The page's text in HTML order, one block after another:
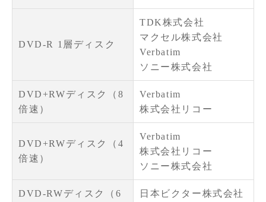
DVD-R 1層ディスク
TDK株式会社
マクセル株式会社
Verbatim
ソニー株式会社
DVD+RWディスク（8
倍速）
Verbatim
株式会社リコー
DVD+RWディスク（4
倍速）
Verbatim
株式会社リコー
ソニー株式会社
DVD-RWディスク（6
日本ビクター株式会社